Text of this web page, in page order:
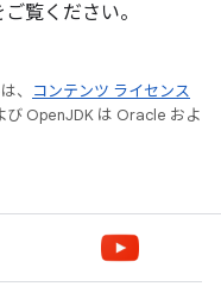
ご覧ください。
、
コンテンツ ライセンス
び OpenJDK は Oracle およ